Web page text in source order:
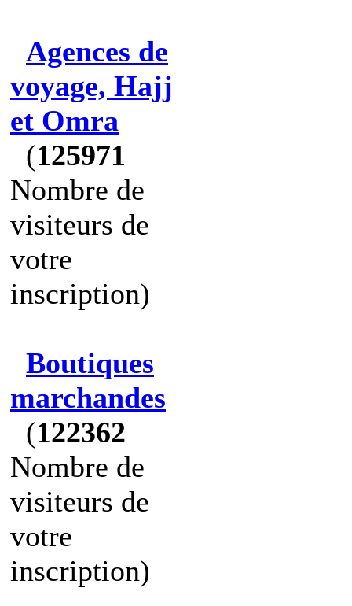
Agences de
voyage, Hajj
et Omra
(125971
Nombre de
visiteurs de
votre
inscription)
Boutiques
marchandes
(122362
Nombre de
visiteurs de
votre
inscription)